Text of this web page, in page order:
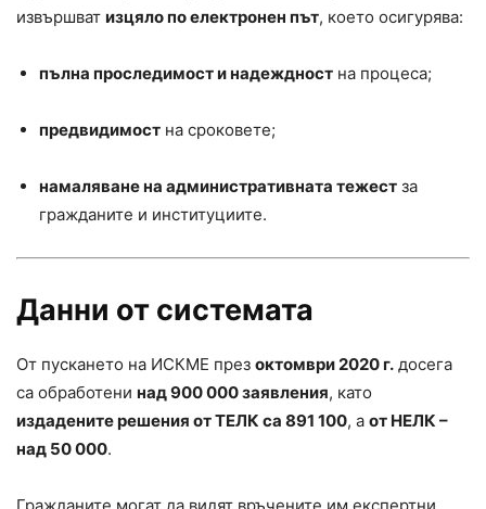
извършват изцяло по електронен път, което осигурява:
пълна проследимост и надеждност на процеса;
предвидимост на сроковете;
намаляване на административната тежест за
гражданите и институциите.
Данни от системата
От пускането на ИСКМЕ през октомври 2020 г. досега
са обработени над 900 000 заявления, като
издадените решения от ТЕЛК са 891 100, а от НЕЛК –
над 50 000.